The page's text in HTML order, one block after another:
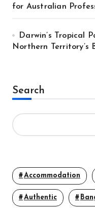
for Australian
Darwin’s Tropical
Northern Territory’s
Search
Accommodation
Authentic